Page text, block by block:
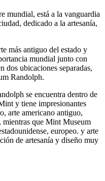
mundial, está a la vanguardia
dedicado a la artesanía,
más antiguo del estado y
mundial junto con
dos ubicaciones separadas,
Randolph.
se encuentra dentro de
y tiene impresionantes
arte americano antiguo,
mientras que Mint Museum
europeo. y arte
de artesanía y diseño muy